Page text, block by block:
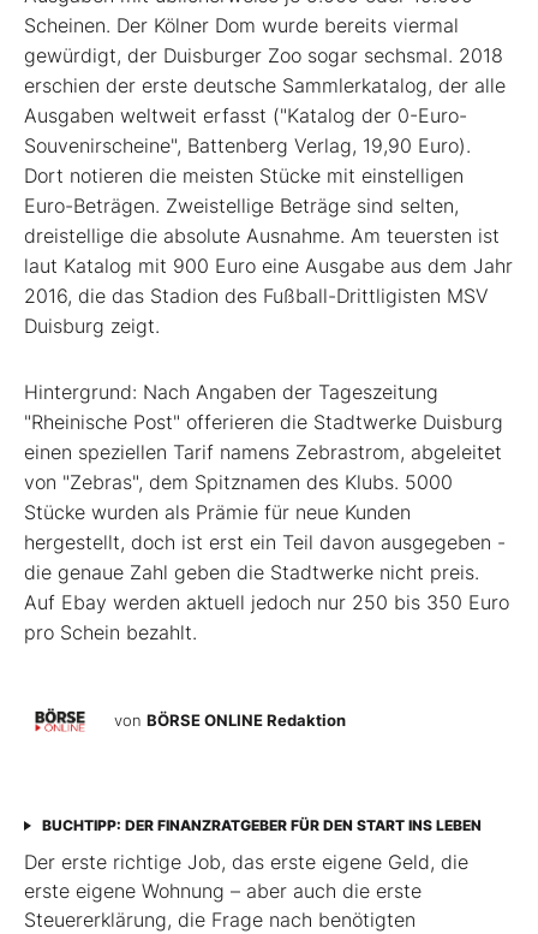
Scheinen. Der Kölner Dom wurde bereits viermal
gewürdigt, der Duisburger Zoo sogar sechsmal. 2018
erschien der erste deutsche Sammler­katalog, der alle
Ausgaben weltweit erfasst ("Katalog der 0-Euro-
Souvenirscheine", Battenberg Verlag, 19,90 Euro).
Dort notieren die meisten Stücke mit einstelligen
Euro-Beträgen. Zweistellige Beträge sind selten,
dreistellige die absolute Ausnahme. Am teuersten ist
laut Katalog mit 900 Euro eine Ausgabe aus dem Jahr
2016, die das Stadion des Fußball-Drittligisten MSV
Duisburg zeigt.
Hintergrund: Nach Angaben der Tageszeitung
"Rheinische Post" offerieren die Stadtwerke Duisburg
einen speziellen Tarif namens Zebrastrom, abgeleitet
von "Zebras", dem Spitznamen des Klubs. 5000
Stücke wurden als Prämie für neue Kunden
hergestellt, doch ist erst ein Teil davon ausgegeben -
die genaue Zahl geben die Stadtwerke nicht preis.
Auf Ebay werden aktuell jedoch nur 250 bis 350 Euro
pro Schein bezahlt.
von BÖRSE ONLINE Redaktion
BUCHTIPP: DER FINANZRATGEBER FÜR DEN START INS LEBEN
Der erste richtige Job, das erste eigene Geld, die
erste eigene Wohnung – aber auch die erste
Steuererklärung, die Frage nach benötigten